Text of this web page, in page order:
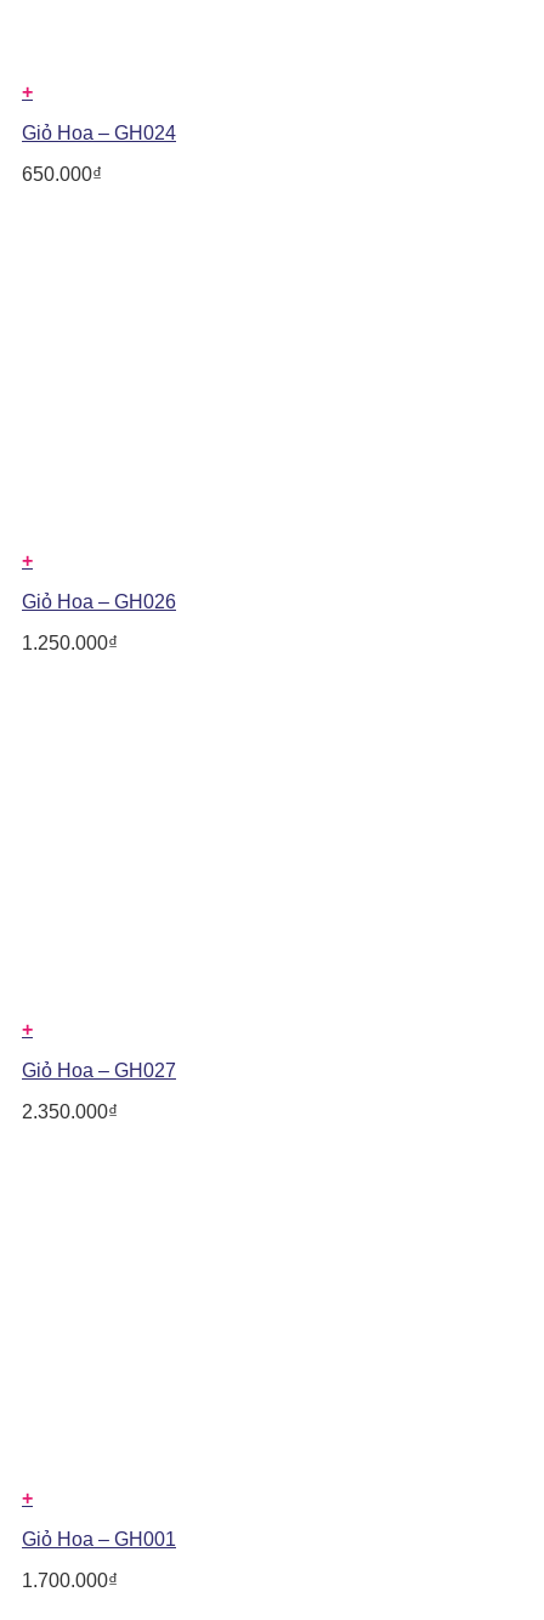
+
Giỏ Hoa – GH024
650.000₫
+
Giỏ Hoa – GH026
1.250.000₫
+
Giỏ Hoa – GH027
2.350.000₫
+
Giỏ Hoa – GH001
1.700.000₫